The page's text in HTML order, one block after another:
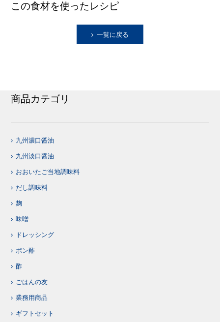
この食材を使ったレシピ
一覧に戻る
商品カテゴリ
九州濃口醤油
九州淡口醤油
おおいたご当地調味料
だし調味料
麹
味噌
ドレッシング
ポン酢
酢
ごはんの友
業務用商品
ギフトセット